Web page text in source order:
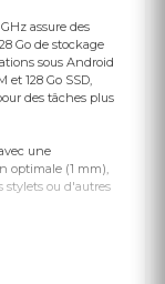
assure des
Go de stockage
sous Android
et 128 Go SSD,
des tâches plus
une
optimale (1 mm),
stylets ou d'autres
une fluidité
durée de vie
caméra intégrée